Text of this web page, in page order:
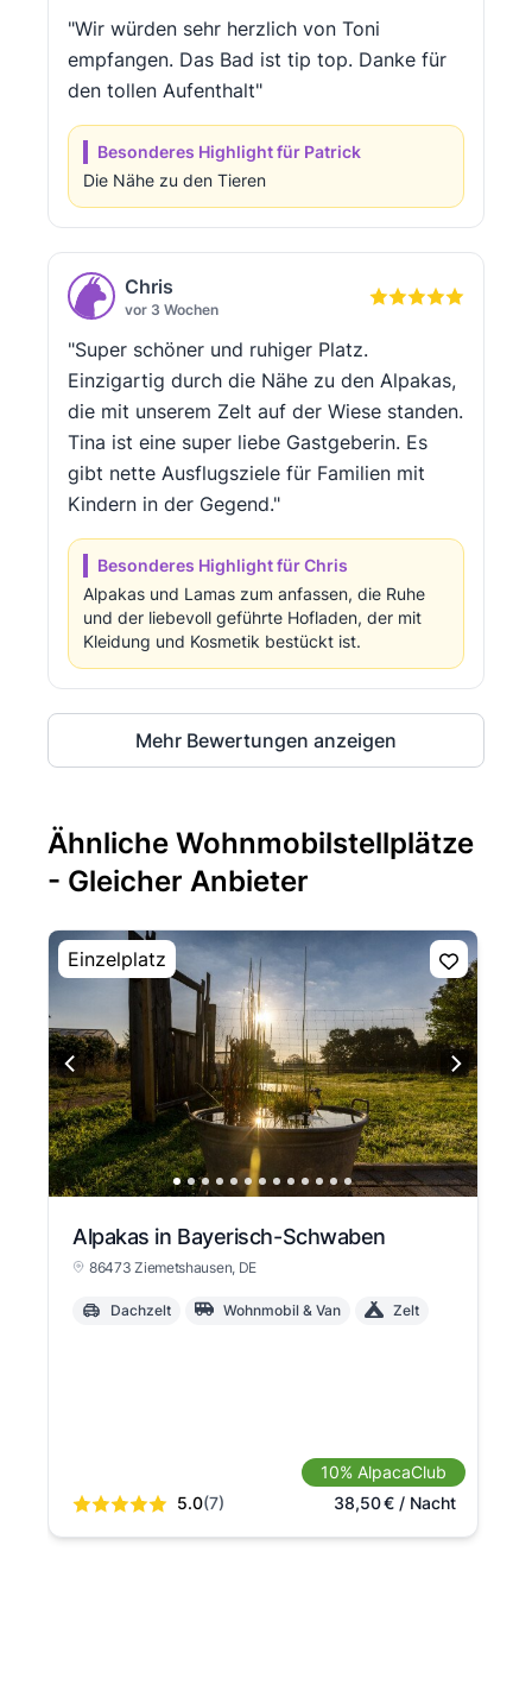
"Wir würden sehr herzlich von Toni
empfangen. Das Bad ist tip top. Danke für
den tollen Aufenthalt"
Besonderes Highlight für Patrick
Die Nähe zu den Tieren
Chris
vor 3 Wochen
"Super schöner und ruhiger Platz.
Einzigartig durch die Nähe zu den Alpakas,
die mit unserem Zelt auf der Wiese standen.
Tina ist eine super liebe Gastgeberin. Es
gibt nette Ausflugsziele für Familien mit
Kindern in der Gegend."
Besonderes Highlight für Chris
Alpakas und Lamas zum anfassen, die Ruhe
und der liebevoll geführte Hofladen, der mit
Kleidung und Kosmetik bestückt ist.
Mehr Bewertungen anzeigen
Ähnliche Wohnmobilstellplätze
- Gleicher Anbieter
Einzelplatz
Alpakas in Bayerisch-Schwaben
86473 Ziemetshausen, DE
Dachzelt Wohnmobil & Van Zelt
5.0(7)
10% AlpacaClub
38,50€/ Nacht